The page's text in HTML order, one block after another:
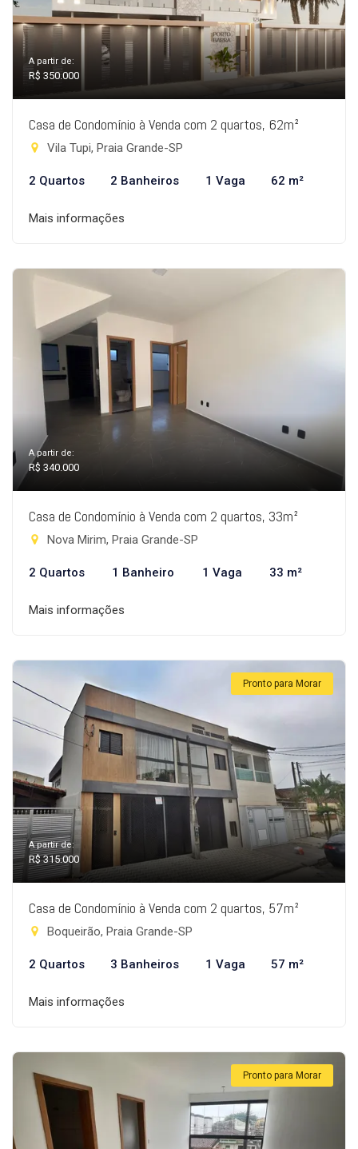
A partir de:
R$ 350.000
Casa de Condomínio à Venda com 2 quartos, 62m²
Vila Tupi, Praia Grande-SP
2 Quartos 2 Banheiros 1 Vaga 62 m²
Mais informações
A partir de:
R$ 340.000
Casa de Condomínio à Venda com 2 quartos, 33m²
Nova Mirim, Praia Grande-SP
2 Quartos 1 Banheiro 1 Vaga 33 m²
Mais informações
Pronto para Morar
A partir de:
R$ 315.000
Casa de Condomínio à Venda com 2 quartos, 57m²
Boqueirão, Praia Grande-SP
2 Quartos 3 Banheiros 1 Vaga 57 m²
Mais informações
Pronto para Morar